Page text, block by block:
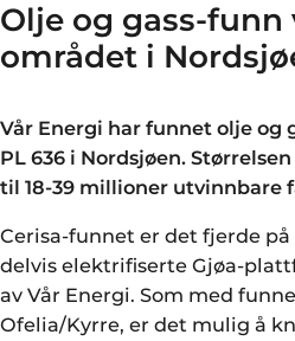
Olje og gass-funn
området i
Vår Energi har funnet olje og
PL 636 i Nordsjøen.
til 18-39 millioner utvinnbare
Cerisa-funnet er det fjerde
delvis elektrifiserte Gjøa-
av Vår Energi. Som med
Ofelia/Kyrre, er det mulig å